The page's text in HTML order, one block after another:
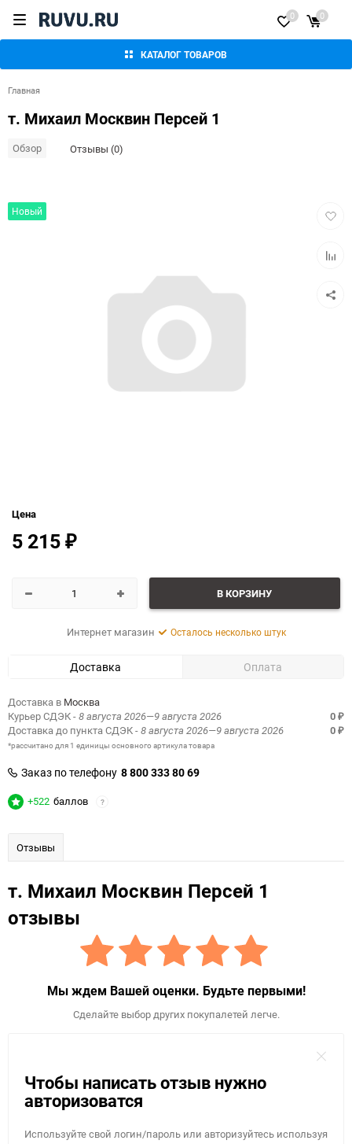
КАТАЛОГ ТОВАРОВ
0 0
Главная
т. Михаил Москвин Персей 1
Обзор Отзывы (0)
Новый
Цена
5 215 ₽
В КОРЗИНУ
Интернет магазин Осталось несколько штук
Доставка Оплата
Доставка в Москва
Курьер СДЭК- 8 августа 2026—9 августа 2026 0 ₽
Доставка до пункта СДЭК- 8 августа 2026—9 августа 2026 0 ₽
*рассчитано для 1 единицы основного артикула товара
Заказ по телефону 8 800 333 80 69
+522 баллов ?
Отзывы
т. Михаил Москвин Персей 1
отзывы
Мы ждем Вашей оценки. Будьте первыми!
Сделайте выбор других покупалетей легче.
Чтобы написать отзыв нужно
авторизоватся
Используйте свой логин/пароль или авторизуйтесь используя